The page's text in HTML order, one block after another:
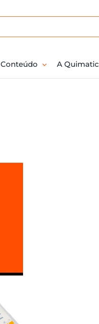
Conteúdo A Quimatic